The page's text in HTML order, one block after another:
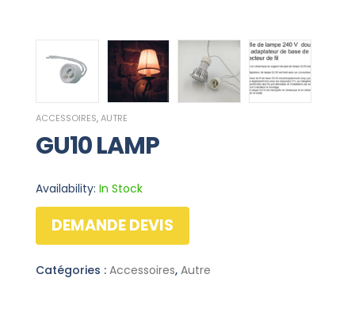
ACCESSOIRES,AUTRE
GU10 LAMP
Availability: In Stock
DEMANDE DEVIS
Catégories : Accessoires, Autre